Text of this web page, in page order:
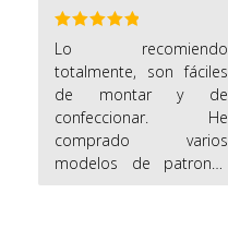
Valorado
con
Lo recomiendo
totalmente, son fáciles
de montar y de
confeccionar. He
comprado varios
modelos de patrones